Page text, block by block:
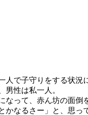
で子守りをする状況
男性は私一人。
って、赤ん坊の面倒
なるさー」と、思っ